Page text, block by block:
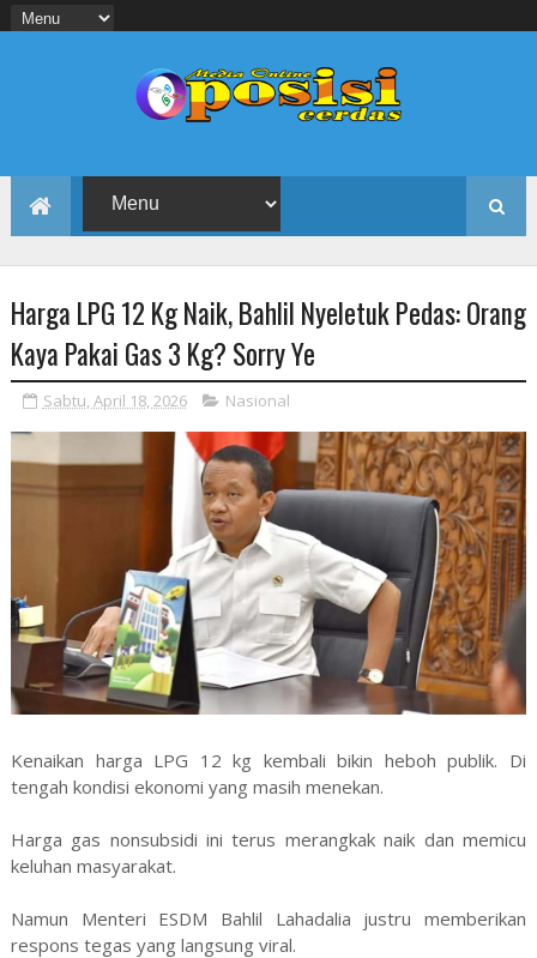
Harga LPG 12 Kg Naik, Bahlil Nyeletuk Pedas: Orang
Kaya Pakai Gas 3 Kg? Sorry Ye
Sabtu, April 18, 2026 Nasional
Kenaikan harga LPG 12 kg kembali bikin heboh publik. Di
tengah kondisi ekonomi yang masih menekan.
Harga gas nonsubsidi ini terus merangkak naik dan memicu
keluhan masyarakat.
Namun Menteri ESDM Bahlil Lahadalia justru memberikan
respons tegas yang langsung viral.